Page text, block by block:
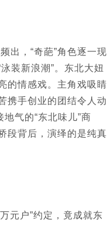
出，“奇葩”角色逐一现
装新浪潮”。东北大妞
的情感戏。主角戏吸睛
携手创业的团结令人动
气的“东北味儿”商
段背后，演绎的是纯真
元户”约定，竟成就东